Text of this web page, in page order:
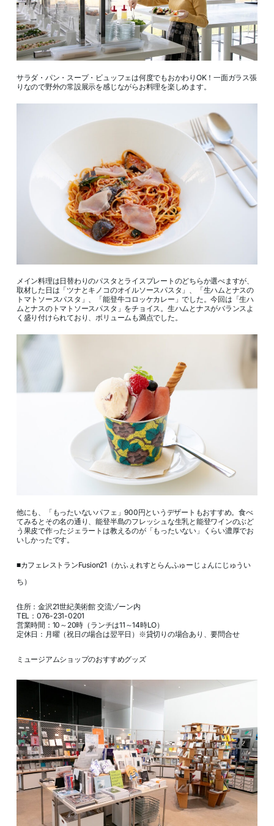
サラダ・パン・スープ・ビュッフェは何度でもおかわりOK！一面ガラス張
りなので野外の常設展示を感じながらお料理を楽しめます。
メイン料理は日替わりのパスタとライスプレートのどちらか選べますが、
取材した日は「ツナとキノコのオイルソースパスタ」、「生ハムとナスの
トマトソースパスタ」、「能登牛コロッケカレー」でした。今回は「生ハ
ムとナスのトマトソースパスタ」をチョイス。生ハムとナスがバランスよ
く盛り付けられており、ボリュームも満点でした。
他にも、「もったいないパフェ」900円というデザートもおすすめ。食べ
てみるとその名の通り、能登半島のフレッシュな生乳と能登ワインのぶど
う果皮で作ったジェラートは教えるのが「もったいない」くらい濃厚でお
いしかったです。
■カフェレストランFusion21（かふぇれすとらんふゅーじょんにじゅうい
ち）
住所：金沢21世紀美術館 交流ゾーン内
TEL：076-231-0201
営業時間：10～20時（ランチは11～14時LO）
定休日：月曜（祝日の場合は翌平日）※貸切りの場合あり、要問合せ
ミュージアムショップのおすすめグッズ